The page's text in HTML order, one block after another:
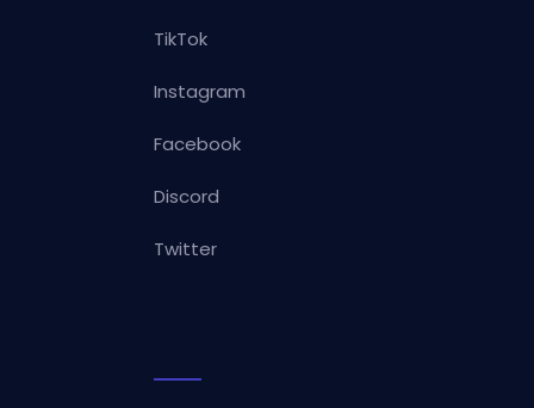
TikTok
Instagram
Facebook
Discord
Twitter